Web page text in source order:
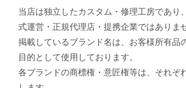
当店は独立したカスタム・修理工房であり
式運営・正規代理店・提携企業ではありま
掲載しているブランド名は、お客様所有品
目的として使用しております。
各ブランドの商標権・意匠権等は、それぞ